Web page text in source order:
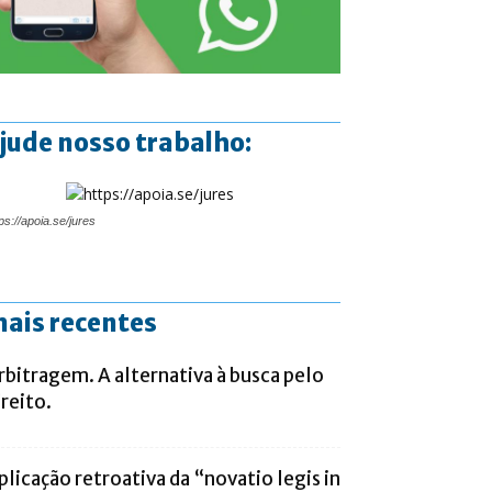
nosso trabalho:
apoia.se/jures
recentes
A alternativa à busca pelo
retroativa da “novatio legis in